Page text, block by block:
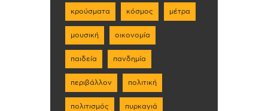
κρούσματα κόσμος μέτρα
μουσική οικονομία
παιδεία πανδημία
περιβάλλον πολιτική
πολιτισμός πυρκαγιά